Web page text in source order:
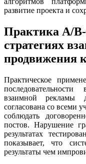
развитие проекта и
Практика A/
стратегиях
продвижения
Практическое
взаимной рекламы
согласована со всеми
соблюдать
постов. Нарушение
результатах
показывает, что
результаты чем